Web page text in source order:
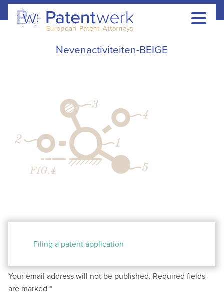
Nevenactiviteiten-BEIGE
Filing a patent application
Your email address will not be published. Required fields
are marked*